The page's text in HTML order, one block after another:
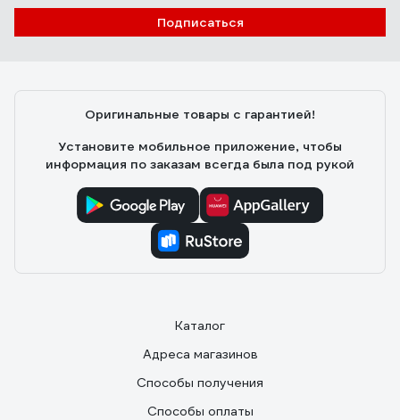
Подписаться
Оригинальные товары с гарантией!
Установите мобильное приложение, чтобы
информация по заказам всегда была под рукой
Каталог
Адреса магазинов
Способы получения
Способы оплаты